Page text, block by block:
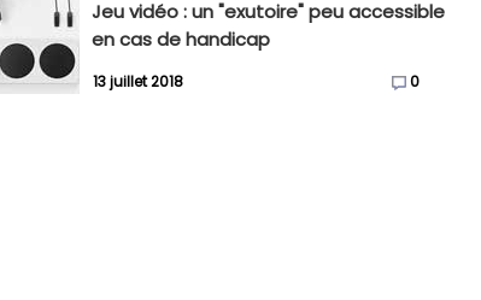
Jeu vidéo : un "exutoire" peu accessible
en cas de handicap
13 juillet 2018 0